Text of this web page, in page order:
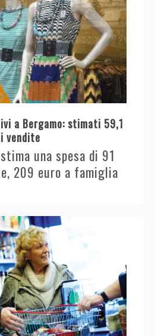
a Bergamo: stimati 59,1
vendite
una spesa di 91
209 euro a famiglia